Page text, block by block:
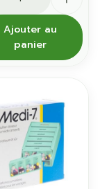
Ajouter au
panier